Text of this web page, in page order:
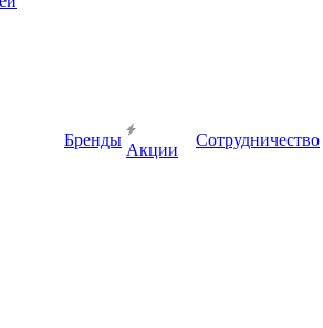
Бренды
Акции
Сотрудничество